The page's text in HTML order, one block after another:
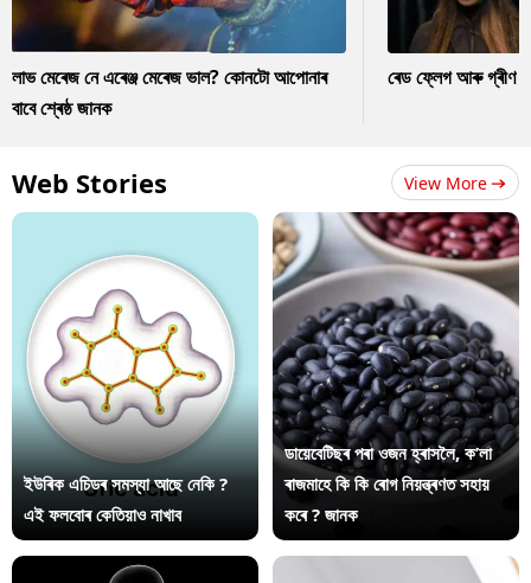
লাভ মেৰেজ নে এৰেঞ্জ মেৰেজ ভাল? কোনটো আপোনাৰ
বাবে শ্ৰেষ্ঠ জানক
ৰেড ফ্লেগ আৰু গ্ৰীণ
Web Stories View More
ইউৰিক এচিডৰ সমস্যা আছে নেকি ?
এই ফলবোৰ কেতিয়াও নাখাব
ডায়েবেটিছৰ পৰা ওজন হ্ৰাসলৈ, ক’লা
ৰাজমাহে কি কি ৰোগ নিয়ন্ত্ৰণত সহায়
কৰে ? জানক